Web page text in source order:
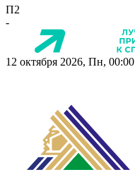
П2
-
12 октября 2026, Пн, 00:00